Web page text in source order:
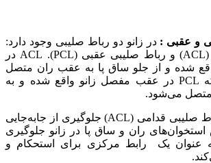
در زانو دو رباط صلیبی وجود دارد:
رباط صلیبی قدامی (ACL) و رباط صلیبی عقبی (PCL). ACL در
شده و از جلو ساق پا به عقب ران متصل
می‌شود، در حالی که PCL در عقب مفصل زانو واقع شده و به
می‌شود.
رباط صلیبی قدامی (ACL) جلوگیری از جابه‌جایی
ران و ساق پا در زانو جلوگیری
عنوان یک رابط مرکزی برای استحکام و